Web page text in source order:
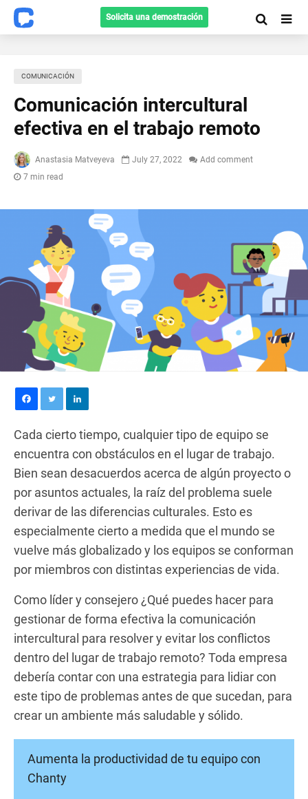
Solicita una demostración
COMUNICACIÓN
Comunicación intercultural
efectiva en el trabajo remoto
Anastasia Matveyeva July 27, 2022
Add comment
7 min read
Cada cierto tiempo, cualquier tipo de equipo se
encuentra con obstáculos en el lugar de trabajo.
Bien sean desacuerdos acerca de algún proyecto o
por asuntos actuales, la raíz del problema suele
derivar de las diferencias culturales. Esto es
especialmente cierto a medida que el mundo se
vuelve más globalizado y los equipos se conforman
por miembros con distintas experiencias de vida.
Como líder y consejero ¿Qué puedes hacer para
gestionar de forma efectiva la comunicación
intercultural para resolver y evitar los conflictos
dentro del lugar de trabajo remoto? Toda empresa
debería contar con una estrategia para lidiar con
este tipo de problemas antes de que sucedan, para
crear un ambiente más saludable y sólido.
Aumenta la productividad de tu equipo con
Chanty